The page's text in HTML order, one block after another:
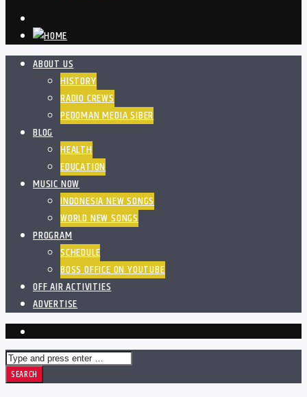
ABOUT US
HISTORY
RADIO CREWS
PEDOMAN MEDIA SIBER
BLOG
HEALTH
EDUCATION
MUSIC NOW
INDONESIA NEW SONGS
WORLD NEW SONGS
PROGRAM
SCHEDULE
BOSS OFFICE ON YOUTUBE
OFF AIR ACTIVITIES
ADVERTISE